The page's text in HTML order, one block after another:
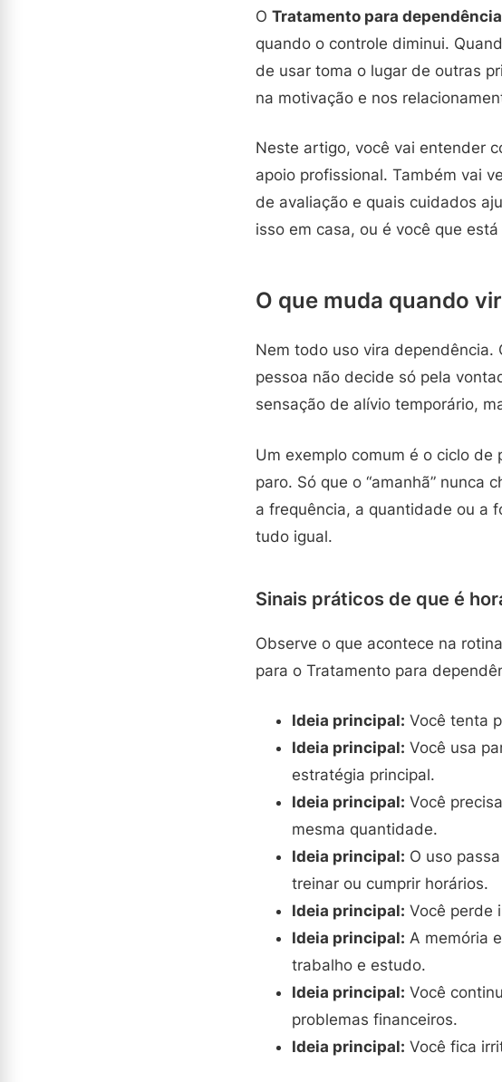
O Tratamento para
quando o controle diminui.
de usar toma o lugar de outras
na motivação e nos
Neste artigo, você vai entender
apoio profissional. Também vai
de avaliação e quais cuidados
isso em casa, ou é você que
O que muda quando
Nem todo uso vira dependência.
pessoa não decide só pela
sensação de alívio temporário,
Um exemplo comum é o ciclo de
paro. Só que o “amanhã” nunca
a frequência, a quantidade ou a
tudo igual.
Sinais práticos de que é
Observe o que acontece na
para o Tratamento para
Ideia principal: Você tenta
Ideia principal: Você usa
estratégia principal.
Ideia principal: Você
mesma quantidade.
Ideia principal: O uso
treinar ou cumprir horários.
Ideia principal: Você perde
Ideia principal: A memória
trabalho e estudo.
Ideia principal: Você
problemas financeiros.
Ideia principal: Você fica